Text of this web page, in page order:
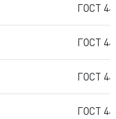
ГОСТ
ГОСТ
ГОСТ
ГОСТ